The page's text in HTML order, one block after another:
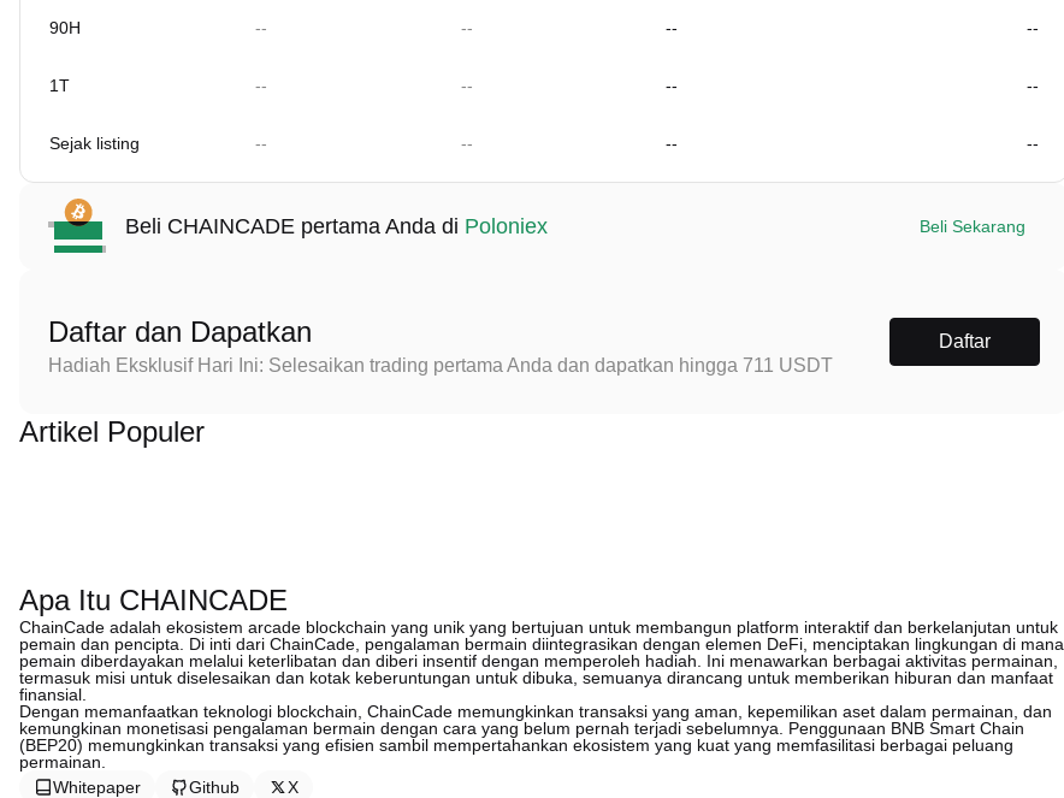
90H -- -- -- --
1T -- -- -- --
Sejak listing -- -- -- --
Beli CHAINCADE pertama Anda di Poloniex Beli Sekarang
Daftar dan Dapatkan
Hadiah Eksklusif Hari Ini: Selesaikan trading pertama Anda dan dapatkan hingga 711 USDT
Daftar
Artikel Populer
Apa Itu CHAINCADE
ChainCade adalah ekosistem arcade blockchain yang unik yang bertujuan untuk membangun platform interaktif dan berkelanjutan untuk
pemain dan pencipta. Di inti dari ChainCade, pengalaman bermain diintegrasikan dengan elemen DeFi, menciptakan lingkungan di mana
pemain diberdayakan melalui keterlibatan dan diberi insentif dengan memperoleh hadiah. Ini menawarkan berbagai aktivitas permainan,
termasuk misi untuk diselesaikan dan kotak keberuntungan untuk dibuka, semuanya dirancang untuk memberikan hiburan dan manfaat
finansial.
Dengan memanfaatkan teknologi blockchain, ChainCade memungkinkan transaksi yang aman, kepemilikan aset dalam permainan, dan
kemungkinan monetisasi pengalaman bermain dengan cara yang belum pernah terjadi sebelumnya. Penggunaan BNB Smart Chain
(BEP20) memungkinkan transaksi yang efisien sambil mempertahankan ekosistem yang kuat yang memfasilitasi berbagai peluang
permainan.
Whitepaper
Github X